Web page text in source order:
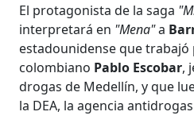
El protagonista de la saga
interpretará en "Mena"a
estadounidense que
colombiano Pablo Escobar,
drogas de Medellín, y que
la DEA, la agencia antidrogas